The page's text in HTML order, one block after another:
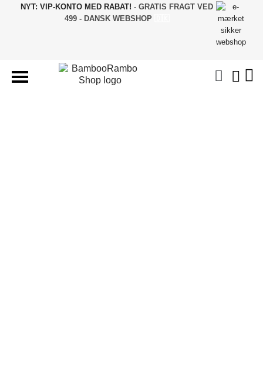
NYT: VIP-KONTO MED RABAT! - GRATIS FRAGT VED
499 - DANSK WEBSHOP